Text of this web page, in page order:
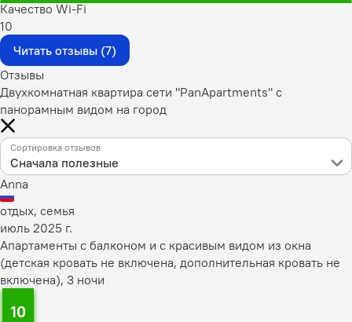
Качество Wi-Fi
10
Читать отзывы (7)
Отзывы
Двухкомнатная квартира сети "PanApartments" с
панорамным видом на город
Сортировка отзывов
Сначала полезные
Anna
отдых, семья
июль 2025 г.
Апартаменты с балконом и с красивым видом из окна
(детская кровать не включена, дополнительная кровать не
включена), 3 ночи
10